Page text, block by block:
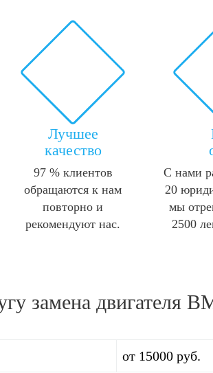
Лучшее
качество
97 % клиентов
обращаются к нам
повторно и
рекомендуют нас.
С нами
20
мы
2500
замена двигателя
от 15000 руб.